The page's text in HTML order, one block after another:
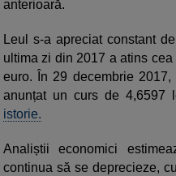
anterioară.
Leul s-a apreciat constant
ultima zi din 2017 a atins
euro. În 29 decembrie
anunțat un curs de 4,6597
istorie.
Analiștii economici
continua să se deprecieze,